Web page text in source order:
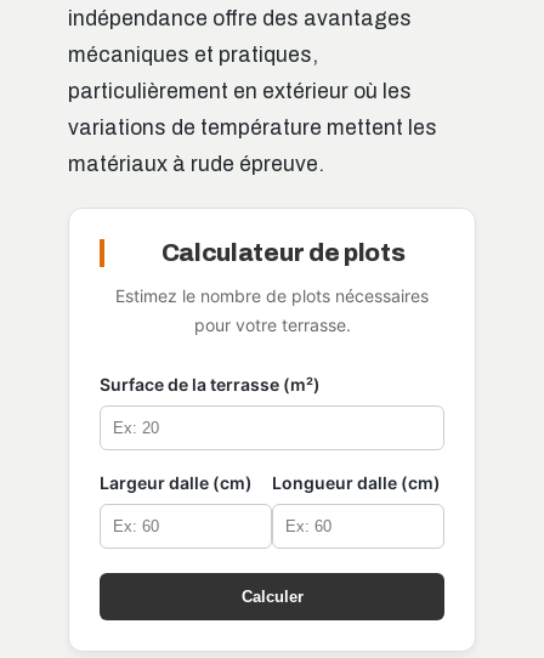
indépendance offre des avantages
mécaniques et pratiques,
particulièrement en extérieur où les
variations de température mettent les
matériaux à rude épreuve.
Calculateur de plots
Estimez le nombre de plots nécessaires
pour votre terrasse.
Surface de la terrasse (m²)
Largeur dalle (cm) Longueur dalle (cm)
Calculer